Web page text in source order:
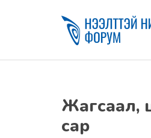
Жагсаал,
сар